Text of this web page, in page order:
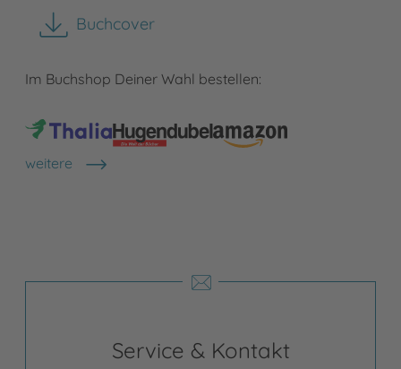
Buchcover
herunterladen
Im Buchshop Deiner Wahl bestellen:
weitere
Shops anzeigen
Service & Kontakt